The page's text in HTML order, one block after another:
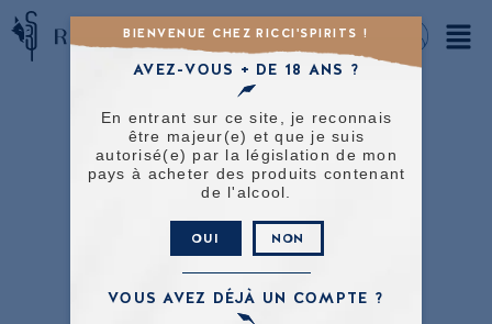
BIENVENUE CHEZ RICCI'SPIRITS !
AVEZ-VOUS + DE 18 ANS ?
En entrant sur ce site, je reconnais
être majeur(e) et que je suis
autorisé(e) par la législation de mon
pays à acheter des produits contenant
de l'alcool.
OUI NON
VOUS AVEZ DÉJÀ UN COMPTE ?